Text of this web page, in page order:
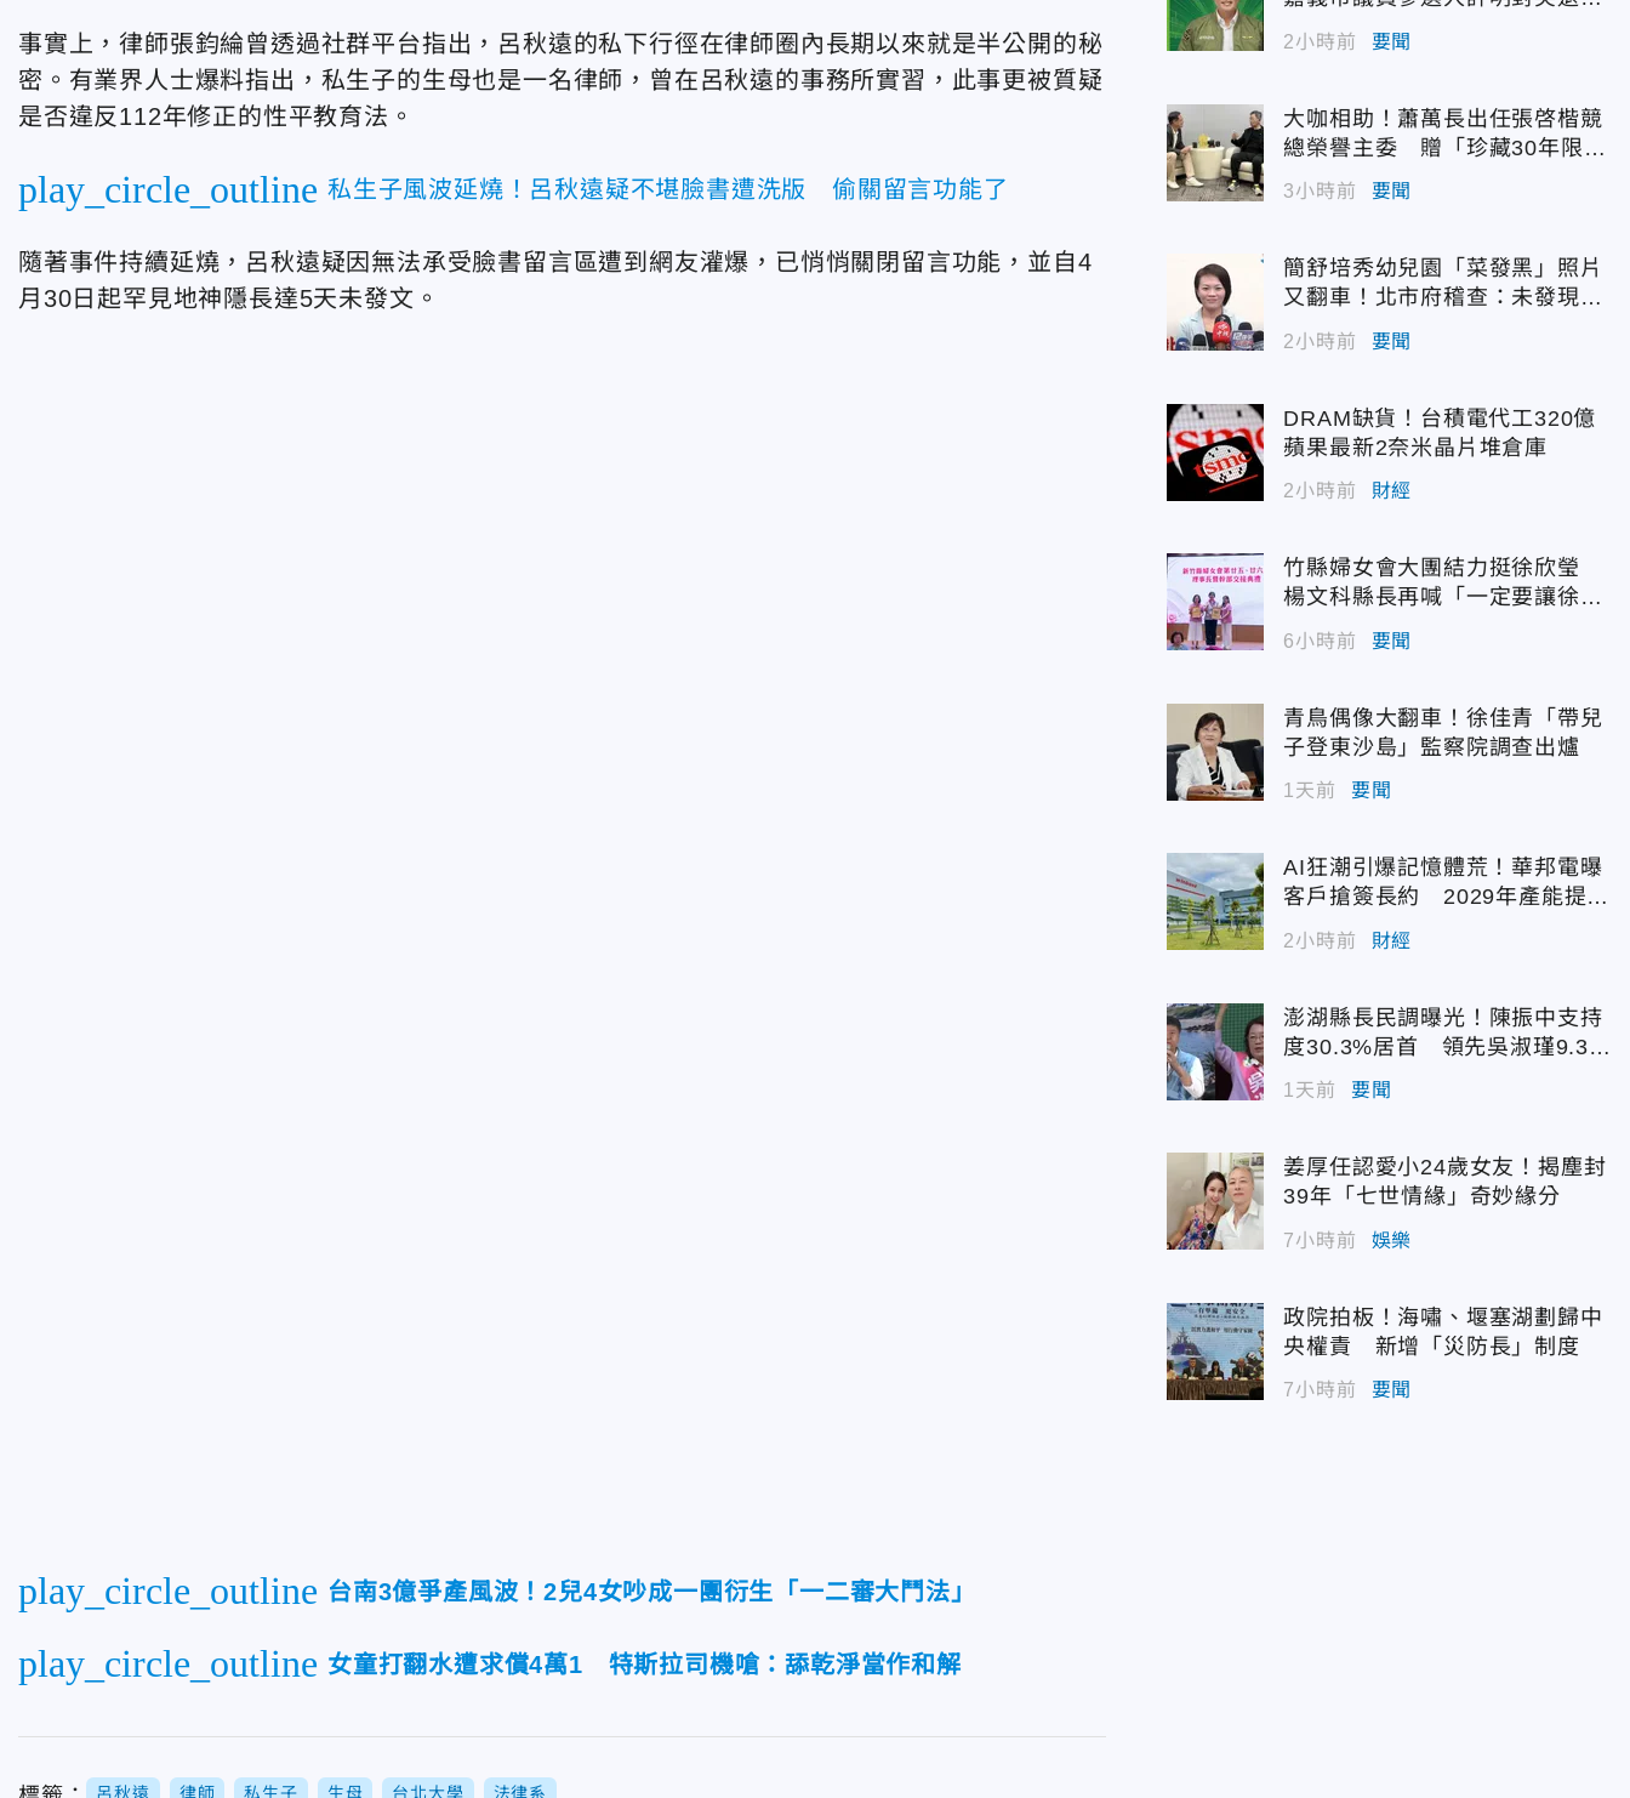
事實上，律師張鈞綸曾透過社群平台指出，呂秋遠的私下行徑在律師圈內長期以來就是半公開的秘
密。有業界人士爆料指出，私生子的生母也是一名律師，曾在呂秋遠的事務所實習，此事更被質疑
是否違反112年修正的性平教育法。
play_circle_outline 私生子風波延燒！呂秋遠疑不堪臉書遭洗版 偷關留言功能了
隨著事件持續延燒，呂秋遠疑因無法承受臉書留言區遭到網友灌爆，已悄悄關閉留言功能，並自4
月30日起罕見地神隱長達5天未發文。
play_circle_outline 台南3億爭產風波！2兒4女吵成一團衍生「一二審大鬥法」
play_circle_outline 女童打翻水遭求償4萬1 特斯拉司機嗆：舔乾淨當作和解
呂秋遠 律師 私生子 生母 台北大學 法律系
選！
2小時前 要聞
大咖相助！蕭萬長出任張啓楷競
總榮譽主委 贈「珍藏30年限量
錶」
3小時前 要聞
簡舒培秀幼兒園「菜發黑」照片
又翻車！北市府稽查：未發現異
狀
2小時前 要聞
DRAM缺貨！台積電代工320億
蘋果最新2奈米晶片堆倉庫
2小時前 財經
竹縣婦女會大團結力挺徐欣瑩
楊文科縣長再喊「一定要讓徐欣
瑩當選」
6小時前 要聞
青鳥偶像大翻車！徐佳青「帶兒
子登東沙島」監察院調查出爐
1天前 要聞
AI狂潮引爆記憶體荒！華邦電曝
客戶搶簽長約 2029年產能提前
被鎖定
2小時前 財經
澎湖縣長民調曝光！陳振中支持
度30.3%居首 領先吳淑瑾9.3個
百分點
1天前 要聞
姜厚任認愛小24歲女友！揭塵封
39年「七世情緣」奇妙緣分
7小時前 娛樂
政院拍板！海嘯、堰塞湖劃歸中
央權責 新增「災防長」制度
7小時前 要聞